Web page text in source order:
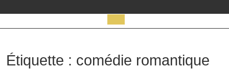
Button
Étiquette : comédie romantique